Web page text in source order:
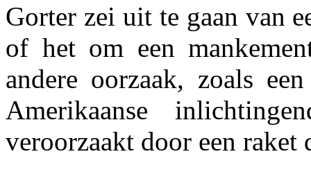
Gorter zei uit te gaan van
of het om een
andere oorzaak, zoals
Amerikaanse
veroorzaakt door een